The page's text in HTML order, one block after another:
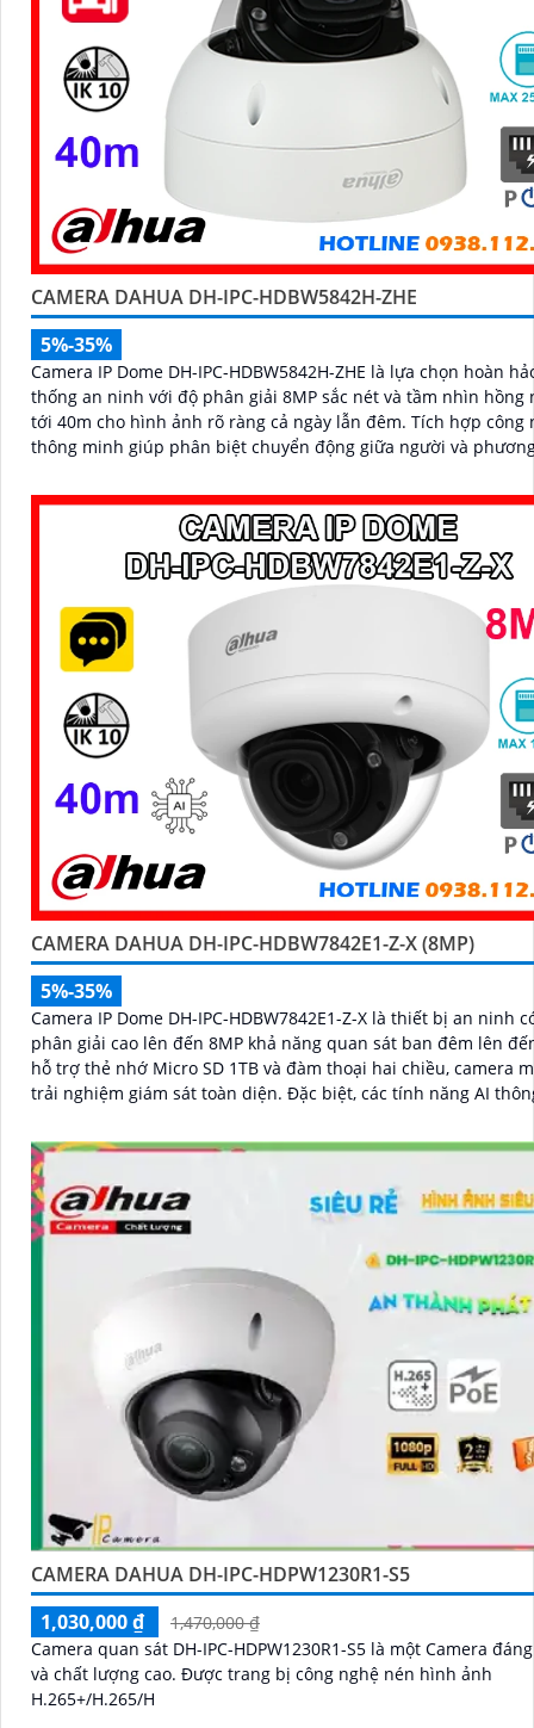
CAMERA DAHUA DH-IPC-HDBW5842H-ZHE
5%-35%
Camera IP Dome DH-IPC-HDBW5842H-ZHE là lựa chọn hoàn
thống an ninh với độ phân giải 8MP sắc nét và tầm nhìn hồng
tới 40m cho hình ảnh rõ ràng cả ngày lẫn đêm. Tích hợp công nghệ AI
thông minh giúp phân biệt chuyển động giữa người và
hỗ trợ POE tiện lợi và mức giá phải chăng
CAMERA DAHUA DH-IPC-HDBW7842E1-Z-X (8MP)
5%-35%
Camera IP Dome DH-IPC-HDBW7842E1-Z-X là thiết bị an ninh
phân giải cao lên đến 8MP khả năng quan sát ban đêm lên
hỗ trợ thẻ nhớ Micro SD 1TB và đàm thoại hai chiều, camera
trải nghiệm giám sát toàn diện. Đặc biệt, các tính năng AI thông minh
lý và an ninh cho mọi không gian trong nhà
CAMERA DAHUA DH-IPC-HDPW1230R1-S5
1,030,000 ₫
1,470,000 ₫
Camera quan sát DH-IPC-HDPW1230R1-S5 là một Camera
và chất lượng cao. Được trang bị công nghệ nén hình ảnh
H.265+/H.265/H